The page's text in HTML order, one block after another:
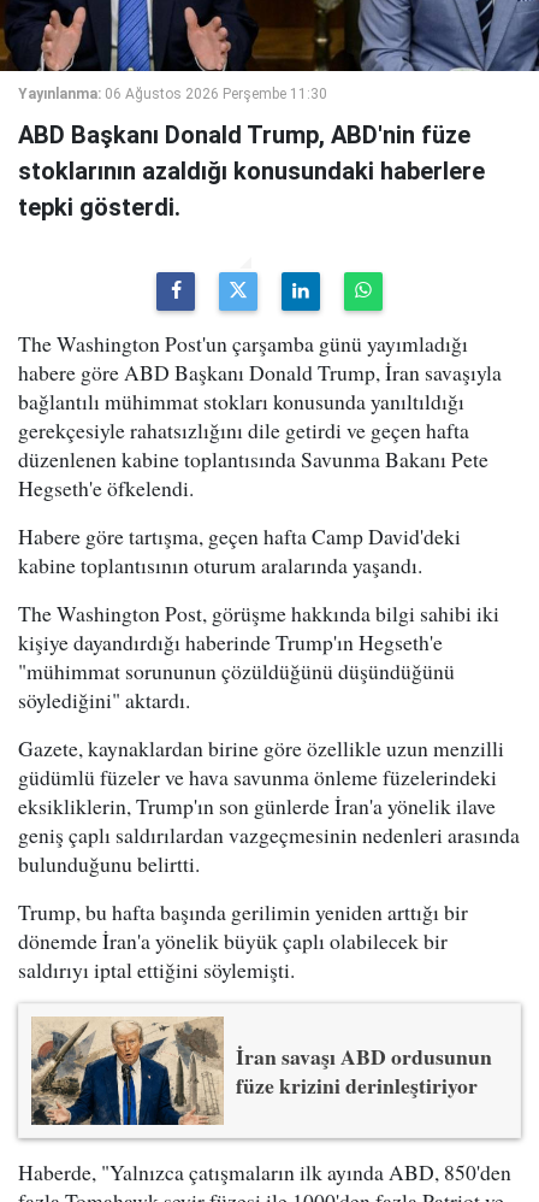
Yayınlanma: 06 Ağustos 2026 Perşembe 11:30
ABD Başkanı Donald Trump, ABD'nin füze
stoklarının azaldığı konusundaki haberlere
tepki gösterdi.
The Washington Post'un çarşamba günü yayımladığı
habere göre ABD Başkanı Donald Trump, İran savaşıyla
bağlantılı mühimmat stokları konusunda yanıltıldığı
gerekçesiyle rahatsızlığını dile getirdi ve geçen hafta
düzenlenen kabine toplantısında Savunma Bakanı Pete
Hegseth'e öfkelendi.
Habere göre tartışma, geçen hafta Camp David'deki
kabine toplantısının oturum aralarında yaşandı.
The Washington Post, görüşme hakkında bilgi sahibi iki
kişiye dayandırdığı haberinde Trump'ın Hegseth'e
"mühimmat sorununun çözüldüğünü düşündüğünü
söylediğini" aktardı.
Gazete, kaynaklardan birine göre özellikle uzun menzilli
güdümlü füzeler ve hava savunma önleme füzelerindeki
eksikliklerin, Trump'ın son günlerde İran'a yönelik ilave
geniş çaplı saldırılardan vazgeçmesinin nedenleri arasında
bulunduğunu belirtti.
Trump, bu hafta başında gerilimin yeniden arttığı bir
dönemde İran'a yönelik büyük çaplı olabilecek bir
saldırıyı iptal ettiğini söylemişti.
İran savaşı ABD ordusunun
füze krizini derinleştiriyor
Haberde, "Yalnızca çatışmaların ilk ayında ABD, 850'den